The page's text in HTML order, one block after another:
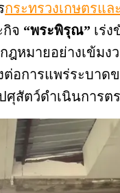
กระทรวงเกษตรแ
จ “พระพิรุณ” เร่
หมายอย่างเข้ม
อการแพร่ระบาด
ศุสัตว์ดำเนินการ